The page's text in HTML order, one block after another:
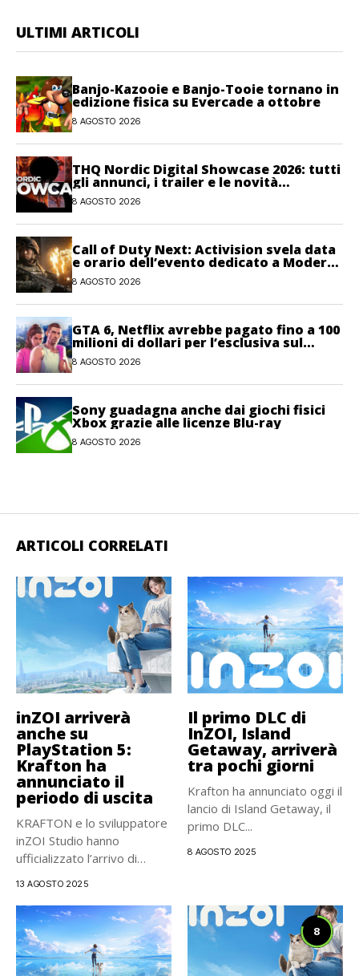
ULTIMI ARTICOLI
Banjo-Kazooie e Banjo-Tooie tornano in
edizione fisica su Evercade a ottobre
8 AGOSTO 2026
THQ Nordic Digital Showcase 2026: tutti
gli annunci, i trailer e le novità
dell’evento
8 AGOSTO 2026
Call of Duty Next: Activision svela data
e orario dell’evento dedicato a Modern
Warfare 4
8 AGOSTO 2026
GTA 6, Netflix avrebbe pagato fino a 100
milioni di dollari per l’esclusiva sul
gioco
8 AGOSTO 2026
Sony guadagna anche dai giochi fisici
Xbox grazie alle licenze Blu-ray
8 AGOSTO 2026
ARTICOLI CORRELATI
inZOI arriverà
anche su
PlayStation 5:
Krafton ha
annunciato il
periodo di uscita
KRAFTON e lo sviluppatore
inZOI Studio hanno
ufficializzato l’arrivo di
13 AGOSTO 2025
Il primo DLC di
InZOI, Island
Getaway, arriverà
tra pochi giorni
Krafton ha annunciato oggi il
lancio di Island Getaway, il
primo DLC...
8 AGOSTO 2025
8